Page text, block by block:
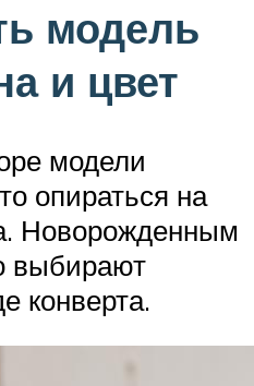
модель
и цвет
модели
опираться на
Новорожденным
выбирают
конверта.